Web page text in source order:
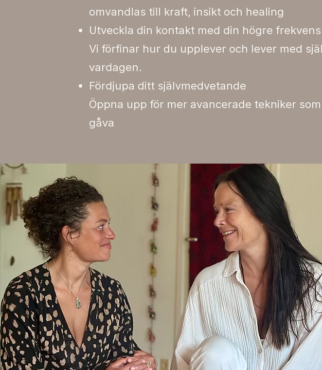
omvandlas till kraft, insikt och healing
Utveckla din kontakt med din högre
Vi förfinar hur du upplever och lever med
vardagen.
Fördjupa ditt självmedvetande
Öppna upp för mer avancerade tekniker
gåva